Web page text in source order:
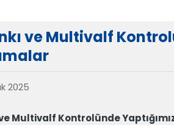
ve Multivalf
2025
ve Multivalf Kontrolünde